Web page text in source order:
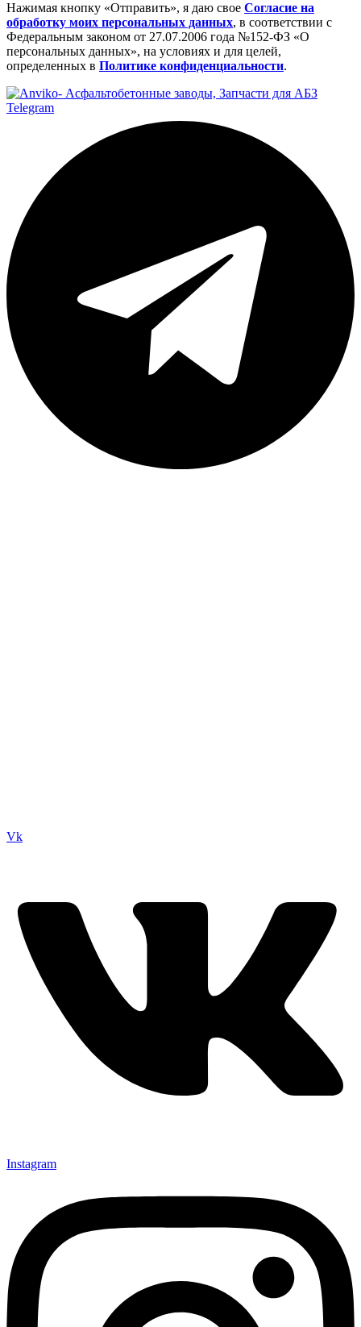
Нажимая кнопку «Отправить», я даю свое Cогласие на
обработку моих персональных данных, в соответствии с
Федеральным законом от 27.07.2006 года №152-ФЗ «О
персональных данных», на условиях и для целей,
определенных в Политике конфиденциальности.
Telegram
Vk
Instagram